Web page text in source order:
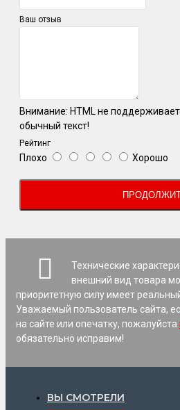
Ваш отзыв
Внимание: HTML не
обычный текст!
Рейтинг
Плохо Хорошо
Технические
внешний вид товара
приоритетную силу имеет
Уважаемый пользователь сайта,
на сайте или опечатку, пожалуйста
обязательно исправим!
ВЫ СМОТРЕЛИ